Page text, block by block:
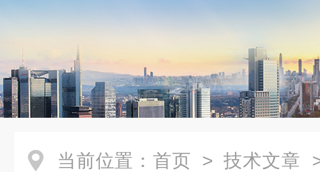
当前位置： 首页 > 技术文章